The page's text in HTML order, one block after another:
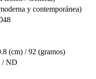
y contemporánea)
(cm) / 92 (gramos)
/ ND